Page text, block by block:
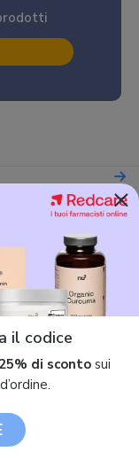
×
il codice
25% di scontosui